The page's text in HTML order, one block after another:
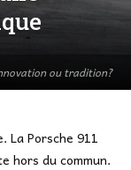
ou tradition?
La Porsche 911
hors du commun.